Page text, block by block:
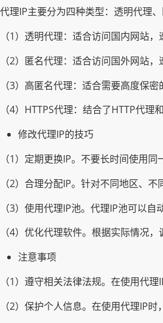
代理IP主要分为四种类型：透明代理
（1）透明代理：适合访问国内网站
（2）匿名代理：适合访问国外网站，
（3）高匿名代理：适合需要高度保
（4）HTTPS代理：结合了HTTP代
修改代理IP的技巧
（1）定期更换IP。不要长时间使用
（2）合理分配IP。针对不同地区、
（3）使用代理IP池。代理IP池可以
（4）优化代理软件。根据实际情况
注意事项
（1）遵守相关法律法规。在使用代
（2）保护个人信息。在使用代理IP